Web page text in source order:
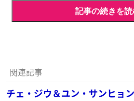
記事の続きを
関連記事
チェ・ジウ＆ユン・サンヒョ